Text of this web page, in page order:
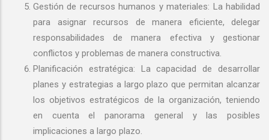
Gestión de recursos humanos y materiales: La habilidad
para asignar recursos de manera eficiente, delegar
responsabilidades de manera efectiva y gestionar
conflictos y problemas de manera constructiva.
Planificación estratégica: La capacidad de desarrollar
planes y estrategias a largo plazo que permitan alcanzar
los objetivos estratégicos de la organización, teniendo
en cuenta el panorama general y las posibles
implicaciones a largo plazo.